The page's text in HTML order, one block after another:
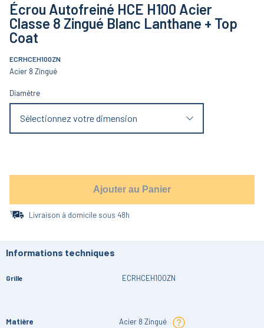
Écrou Autofreiné HCE H100 Acier
Classe 8 Zingué Blanc Lanthane + Top
Coat
ECRHCEH100ZN
Acier 8 Zingué
Diamètre
Sélectionnez votre dimension
Ajouter au Panier
Livraison à domicile sous 48h
Informations techniques
Grille ECRHCEH100ZN
Matière Acier 8 Zingué